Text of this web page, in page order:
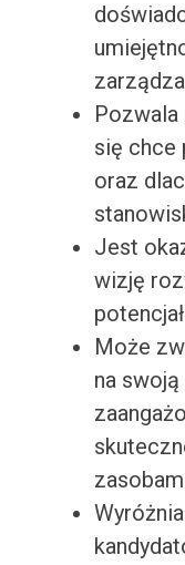
Pozwala
się chce
oraz
Jest
wizję
Może
na